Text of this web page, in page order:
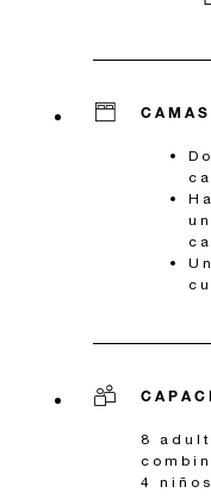
CAMAS
8
4 niños